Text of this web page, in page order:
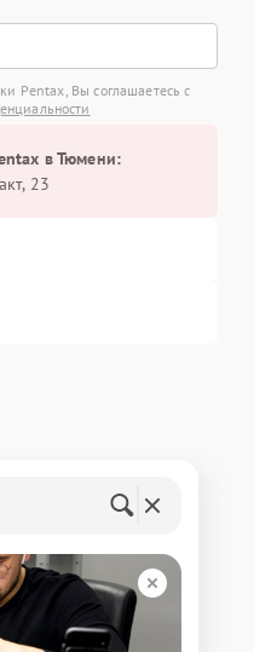
Pentax, Вы соглашаетесь с
в Тюмени:
23